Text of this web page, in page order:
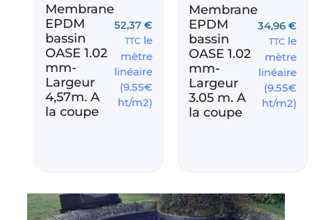
Membrane
EPDM
bassin
OASE 1.02
mm-
Largeur
4,57m. A
la coupe
52,37€
TTC le
mètre
linéaire
(9.55€
ht/m2)
Membrane
EPDM
bassin
OASE 1.02
mm-
Largeur
3.05 m. A
la coupe
34,96€
TTC le
mètre
linéaire
(9.55€
ht/m2)